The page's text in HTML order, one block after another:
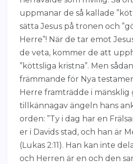
uppmanar de så kallade
sätta Jesus på tronen och
Herre”! När de tar emot
de veta, kommer de att
”köttsliga kristna”. Men
främmande för Nya
Herre framträdde i mänsklig
tillkännagav ängeln hans
orden: ”Ty i dag har en
er i Davids stad, och han är
(Lukas 2:11). Han kan inte
och Herren är en och den